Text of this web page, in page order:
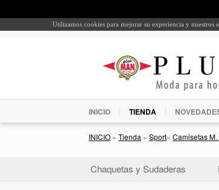
Utilizamos cookies para mejorar su experiencia y nuestros
INICIO TIENDA
INICIO » Tienda » Sport» Camisetas M.
Chaquetas y Sudaderas